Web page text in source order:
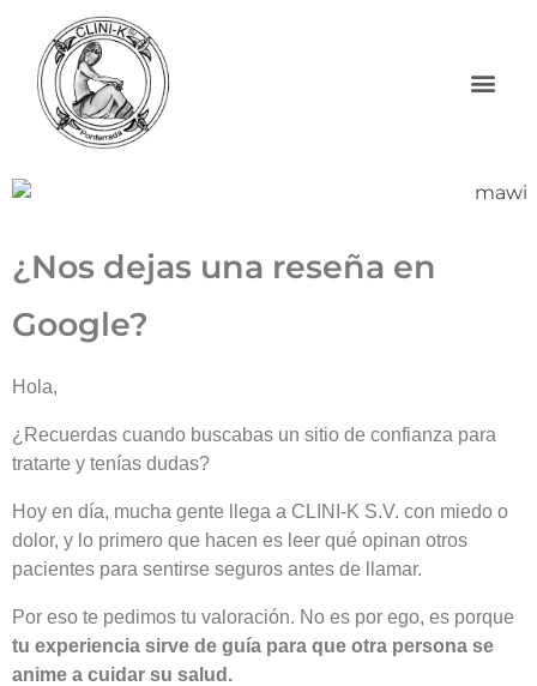
¿Nos dejas una reseña en
Google?
Hola,
¿Recuerdas cuando buscabas un sitio de confianza para
tratarte y tenías dudas?
Hoy en día, mucha gente llega a CLINI-K S.V. con miedo o
dolor, y lo primero que hacen es leer qué opinan otros
pacientes para sentirse seguros antes de llamar.
Por eso te pedimos tu valoración. No es por ego, es porque
tu experiencia sirve de guía para que otra persona se
anime a cuidar su salud.